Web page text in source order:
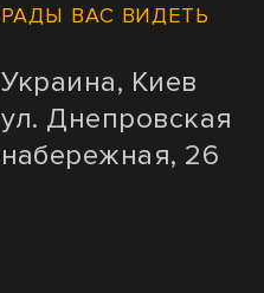
РАДЫ ВАС ВИДЕТЬ
Украина, Киев
ул. Днепровская
набережная, 26